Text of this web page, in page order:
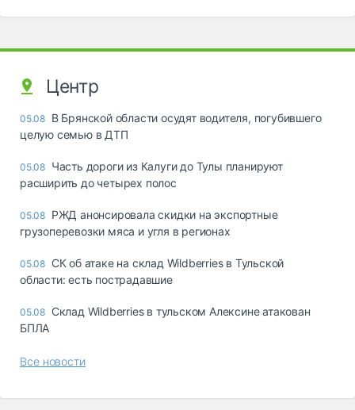
Центр
05.08 В Брянской области осудят водителя, погубившего
целую семью в ДТП
05.08 Часть дороги из Калуги до Тулы планируют
расширить до четырех полос
05.08 РЖД анонсировала скидки на экспортные
грузоперевозки мяса и угля в регионах
05.08 СК об атаке на склад Wildberries в Тульской
области: есть пострадавшие
05.08 Склад Wildberries в тульском Алексине атакован
БПЛА
Все новости